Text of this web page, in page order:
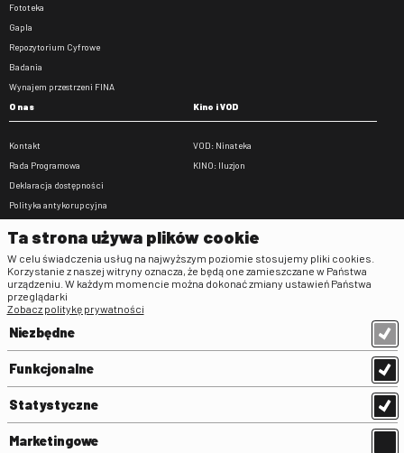
Fototeka
Gapla
Repozytorium Cyfrowe
Badania
Wynajem przestrzeni FINA
O nas
Kontakt
Rada Programowa
Deklaracja dostępności
Polityka antykorupcyjna
Zamówienia publiczne
Praca w FINA
Kino i VOD
VOD: Ninateka
KINO: Iluzjon
Regulaminy
Klauzula informacyjna RODO
Regulamin użytkowania parkingu
Standardy ochrony małoletnich
Regulamin kina Iluzjon
Ta strona używa plików cookie
W celu świadczenia usług na najwyższym poziomie stosujemy pliki cookies.
Korzystanie z naszej witryny oznacza, że będą one zamieszczane w Państwa
urządzeniu. W każdym momencie można dokonać zmiany ustawień Państwa
przeglądarki
Zobacz politykę prywatności
Niezbędne
Funkcjonalne
Statystyczne
Marketingowe